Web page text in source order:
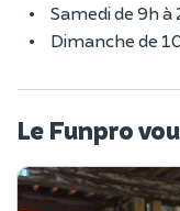
Samedi de 9h à
Dimanche de
Le Funpro